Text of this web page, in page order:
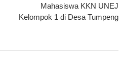
Mahasiswa KKN UNEJ
Kelompok 1 di Desa Tumpeng